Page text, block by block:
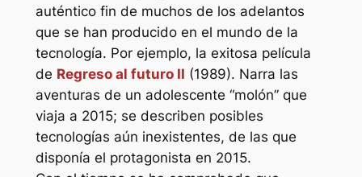
auténtico fin de muchos de los adelantos
que se han producido en el mundo de la
tecnología. Por ejemplo, la exitosa película
de Regreso al futuro II (1989). Narra las
aventuras de un adolescente “molón” que
viaja a 2015; se describen posibles
tecnologías aún inexistentes, de las que
disponía el protagonista en 2015.